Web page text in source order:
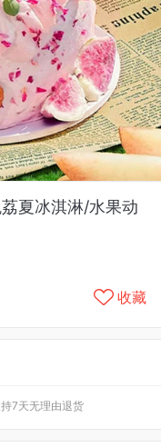
夏冰淇淋/水果动
收藏
7天无理由退货